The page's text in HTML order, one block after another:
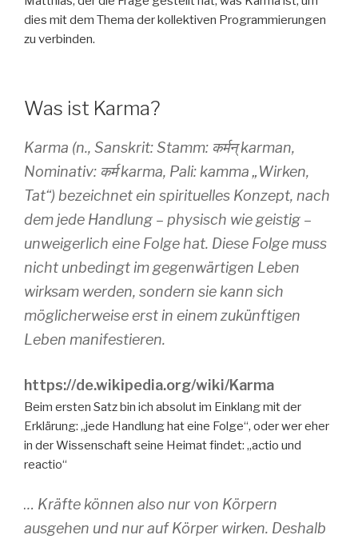
dies mit dem Thema der kollektiven Programmierungen
zu verbinden.
Was ist Karma?
Karma (n., Sanskrit: Stamm: कर्मन् karman,
Nominativ: कर्म karma, Pali: kamma „Wirken,
Tat“) bezeichnet ein spirituelles Konzept, nach
dem jede Handlung – physisch wie geistig –
unweigerlich eine Folge hat. Diese Folge muss
nicht unbedingt im gegenwärtigen Leben
wirksam werden, sondern sie kann sich
möglicherweise erst in einem zukünftigen
Leben manifestieren.
https://de.wikipedia.org/wiki/Karma
Beim ersten Satz bin ich absolut im Einklang mit der
Erklärung: „jede Handlung hat eine Folge“, oder wer eher
in der Wissenschaft seine Heimat findet: „actio und
reactio“
… Kräfte können also nur von Körpern
ausgehen und nur auf Körper wirken. Deshalb